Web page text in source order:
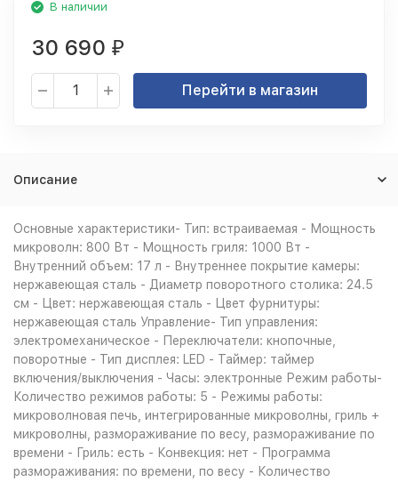
В наличии
30 690 ₽
Перейти в магазин
Описание
Основные характеристики- Тип: встраиваемая - Мощность
микроволн: 800 Вт - Мощность гриля: 1000 Вт -
Внутренний объем: 17 л - Внутреннее покрытие камеры:
нержавеющая сталь - Диаметр поворотного столика: 24.5
см - Цвет: нержавеющая сталь - Цвет фурнитуры:
нержавеющая сталь Управление- Тип управления:
электромеханическое - Переключатели: кнопочные,
поворотные - Тип дисплея: LED - Таймер: таймер
включения/выключения - Часы: электронные Режим работы-
Количество режимов работы: 5 - Режимы работы:
микроволновая печь, интегрированные микроволны, гриль +
микроволны, размораживание по весу, размораживание по
времени - Гриль: есть - Конвекция: нет - Программа
размораживания: по времени, по весу - Количество